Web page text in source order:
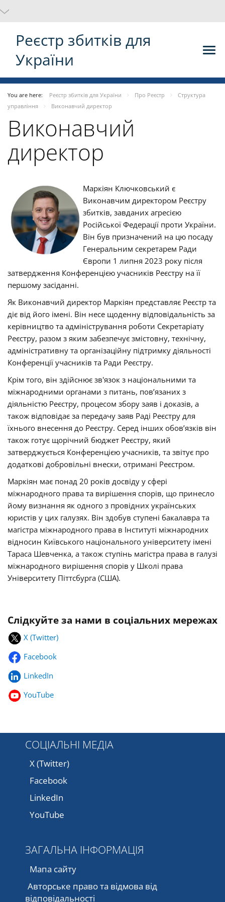
Реєстр збитків для
України
You are here: Реєстр збитків для України Про Реєстр
Структура
управління
Виконавчий директор
Виконавчий
директор
Маркіян Ключковський є
Виконавчим директором Реєстру
збитків, завданих агресією
Російської Федерації проти України.
Він був призначений на цю посаду
Генеральним секретарем Ради
Європи 1 липня 2023 року після
затвердження Конференцією учасників Реєстру на її
першому засіданні.
Як Виконавчий директор Маркіян представляє Реєстр та
діє від його імені. Він несе щоденну відповідальність за
керівництво та адміністрування роботи Секретаріату
Реєстру, разом з яким забезпечує змістовну, технічну,
адміністративну та організаційну підтримку діяльності
Конференції учасників та Ради Реєстру.
Крім того, він здійснює зв'язок з національними та
міжнародними органами з питань, пов’язаних з
діяльністю Реєстру, процесом збору заяв і доказів, а
також відповідає за передачу заяв Раді Реєстру для
їхнього внесення до Реєстру. Серед інших обов’язків він
також готує щорічний бюджет Реєстру, який
затверджується Конференцією учасників, та звітує про
додаткові добровільні внески, отримані Реєстром.
Маркіян має понад 20 років досвіду у сфері
міжнародного права та вирішення спорів, що принесло
йому визнання як одного з провідних українських
юристів у цих галузях. Він здобув ступені бакалавра та
магістра міжнародного права в Інституті міжнародних
відносин Київського національного університету імені
Тараса Шевченка, а також ступінь магістра права в галузі
міжнародного вирішення спорів у Школі права
Університету Піттсбурга (США).
Слідкуйте за нами в соціальних мережах
X (Twitter)
Facebook
LinkedIn
YouTube
СОЦІАЛЬНІ МЕДІА
X (Twitter)
Facebook
LinkedIn
YouTube
ЗАГАЛЬНА ІНФОРМАЦІЯ
Мапа сайту
Авторське право та відмова від
відповідальності